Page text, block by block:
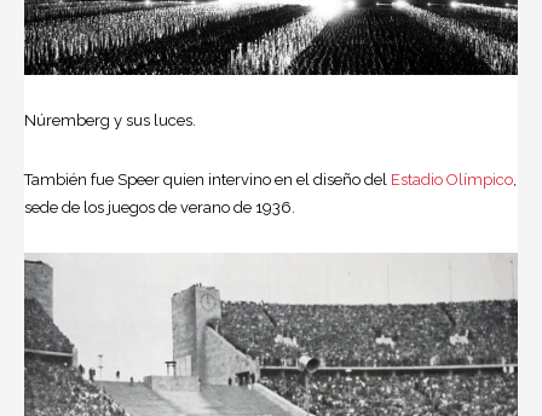
Núremberg y sus luces.
También fue Speer quien intervino en el diseño del Estadio Olímpico,
sede de los juegos de verano de 1936.